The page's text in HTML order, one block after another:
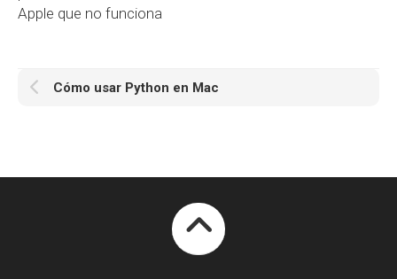
Apple que no funciona
Cómo usar Python en Mac